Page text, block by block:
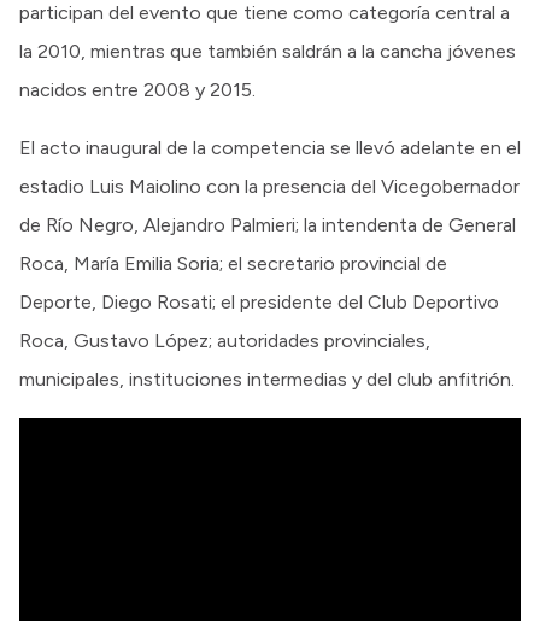
participan del evento que tiene como categoría central a
la 2010, mientras que también saldrán a la cancha jóvenes
nacidos entre 2008 y 2015.
El acto inaugural de la competencia se llevó adelante en el
estadio Luis Maiolino con la presencia del Vicegobernador
de Río Negro, Alejandro Palmieri; la intendenta de General
Roca, María Emilia Soria; el secretario provincial de
Deporte, Diego Rosati; el presidente del Club Deportivo
Roca, Gustavo López; autoridades provinciales,
municipales, instituciones intermedias y del club anfitrión.